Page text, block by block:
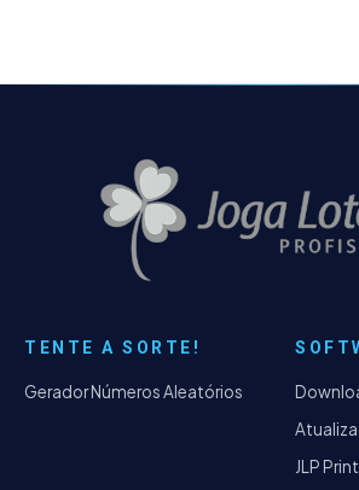
TENTE A SORTE!
Gerador Números Aleatórios
JLP Print